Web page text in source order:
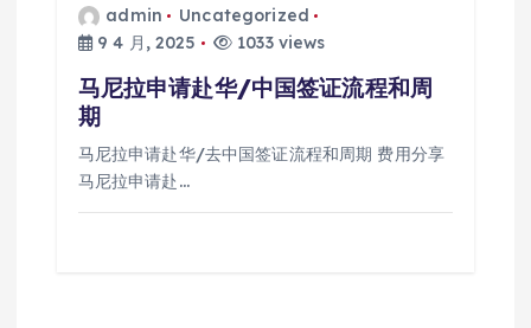
admin
Uncategorized
9 4 月, 2025
1033 views
马尼拉申请赴华/中国签证流程和周
期
马尼拉申请赴华/去中国签证流程和周期 费用分享
马尼拉申请赴…